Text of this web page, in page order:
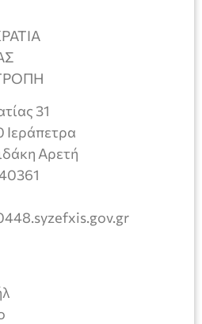
31
Ιεράπετρα
Αρετή